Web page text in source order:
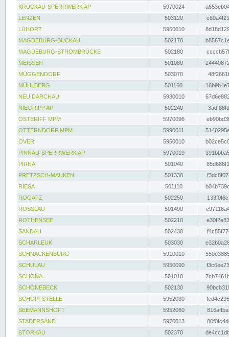
KRÜCKAU-SPERRWERK AP
5970024
LENZEN
503120
LÜHORT
5960010
MAGDEBURG-BUCKAU
502170
MAGDEBURG-STROMBRÜCKE
502180
MEISSEN
501080
MÜGGENDORF
503070
MÜHLBERG
501160
NEU DARCHAU
5930010
NIEGRIPP AP
502240
OSTERIFF MPM
5970096
OTTERNDORF MPM
5990011
OVER
5950010
PINNAU-SPERRWERK AP
5970019
PIRNA
501040
PRETZSCH-MAUKEN
501330
RIESA
501110
ROGÄTZ
502250
ROSSLAU
501490
ROTHENSEE
502210
SANDAU
502430
SCHARLEUK
503030
SCHNACKENBURG
5910010
SCHULAU
5950090
SCHÖNA
501010
SCHÖNEBECK
502130
SCHÖPFSTELLE
5952030
SEEMANNSHÖFT
5952060
STADERSAND
5970013
STORKAU
502370